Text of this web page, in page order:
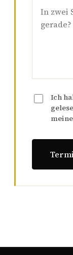
Ich